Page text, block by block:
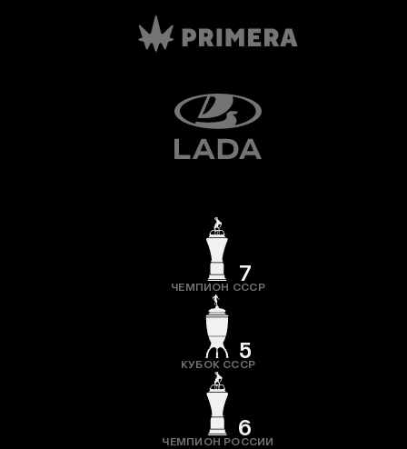
7
ЧЕМПИОН СССР
5
КУБОК СССР
6
ЧЕМПИОН РОССИИ